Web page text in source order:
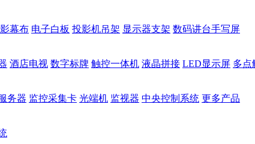
幕布 电子白板 投影机吊架 显示器支架 数码讲台手写屏
酒店电视 数字标牌 触控一体机 液晶拼接 LED显示屏 多点
务器 监控采集卡 光端机 监视器 中央控制系统 更多产品